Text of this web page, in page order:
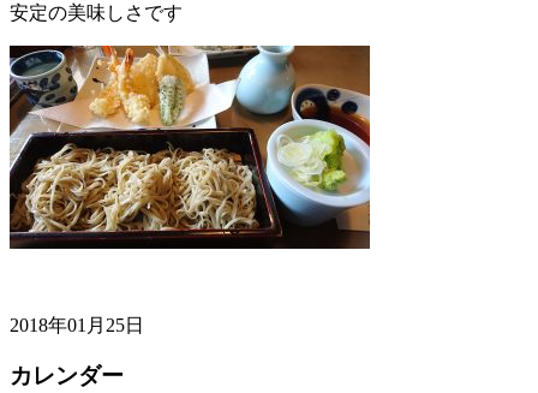
安定の美味しさです
2018年01月25日
カレンダー